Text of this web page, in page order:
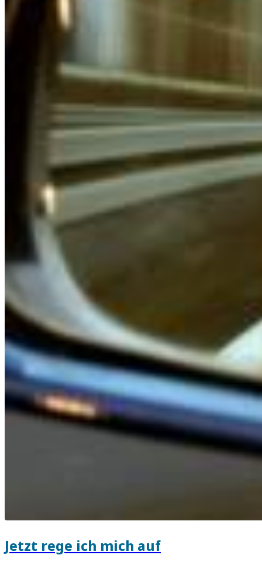
Jetzt rege ich mich auf